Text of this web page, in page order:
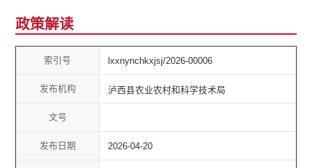
政策解读
索引号 lxxnynchkxjsj/2026-00006
发布机构 泸西县农业农村和科学技术局
文号
发布日期 2026-04-20